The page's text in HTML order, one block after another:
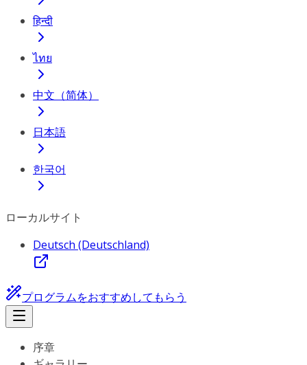
हिन्दी
ไทย
中文（简体）
日本語
한국어
ローカルサイト
Deutsch (Deutschland)
プログラムをおすすめしてもらう
序章